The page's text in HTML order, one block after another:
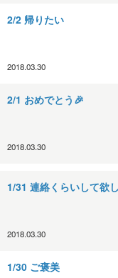
2/2 帰りたい
2018.03.30
2/1 おめでとう🎉
2018.03.30
1/31 連絡くらいして欲
2018.03.30
1/30 ご褒美